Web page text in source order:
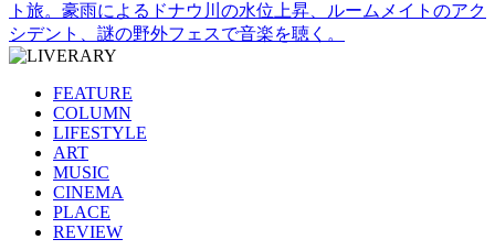
ト旅。豪雨によるドナウ川の水位上昇、ルームメイトのアク
シデント、謎の野外フェスで音楽を聴く。
FEATURE
COLUMN
LIFESTYLE
ART
MUSIC
CINEMA
PLACE
REVIEW